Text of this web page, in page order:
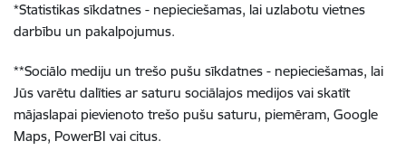
*Statistikas sīkdatnes - nepieciešamas, lai uzlabotu vietnes
darbību un pakalpojumus.
**Sociālo mediju un trešo pušu sīkdatnes - nepieciešamas, lai
Jūs varētu dalīties ar saturu sociālajos medijos vai skatīt
mājaslapai pievienoto trešo pušu saturu, piemēram, Google
Maps, PowerBI vai citus.